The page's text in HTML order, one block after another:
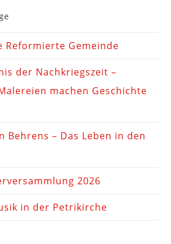
Reformierte Gemeinde
der Nachkriegszeit –
machen Geschichte
Behrens – Das Leben in den
2026
in der Petrikirche